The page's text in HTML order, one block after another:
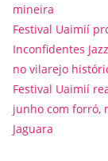
mineira
Festival Uaimií
Inconfidentes
no vilarejo
Festival Uaimií
junho com forró,
Jaguara